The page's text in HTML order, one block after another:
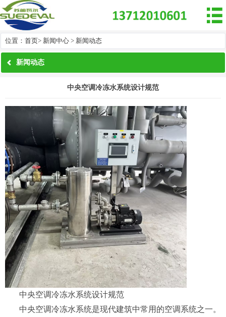

位置： 首页> 新闻中心 > 新闻动态
新闻动态
中央空调冷冻水系统设计规范
中央空调冷冻水系统设计规范
中央空调冷冻水系统是现代建筑中常用的空调系统之一。